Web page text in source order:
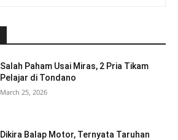
Salah Paham Usai Miras, 2 Pria Tikam
Pelajar di Tondano
March 25, 2026
Dikira Balap Motor, Ternyata Taruhan